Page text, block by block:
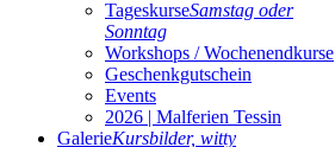
TageskurseSamstag oder
Sonntag
Workshops / Wochenendkurse
Geschenkgutschein
Events
2026 | Malferien Tessin
GalerieKursbilder, witty